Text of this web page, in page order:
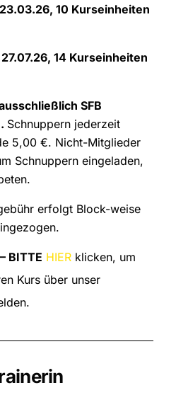
10 Kurseinheiten
14 Kurseinheiten
SFB
Schnuppern jederzeit
5,00 €. Nicht-Mitglieder
Schnuppern eingeladen,
erfolgt Block-weise
BITTE HIER klicken, um
Kurs über unser